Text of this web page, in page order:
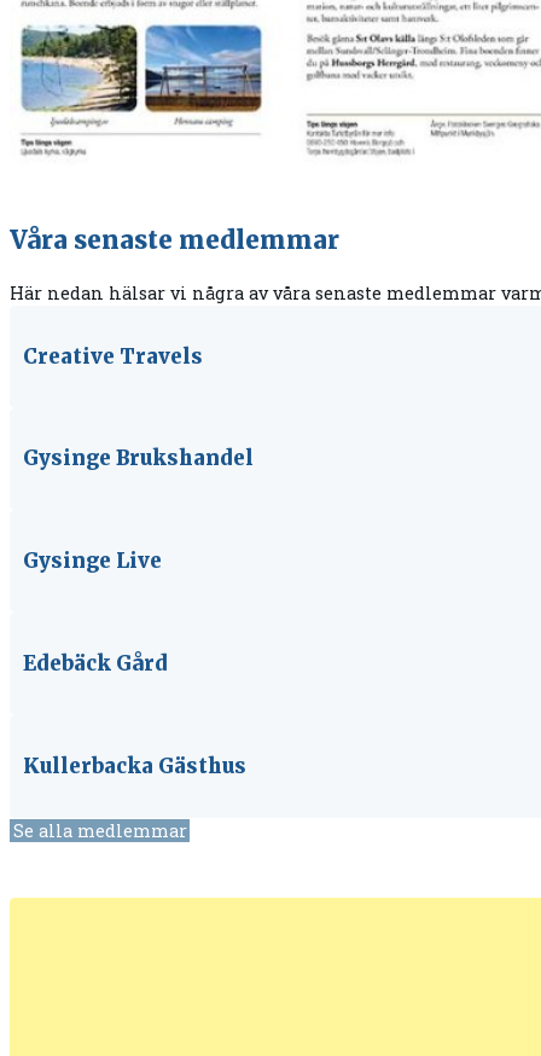
Våra senaste medlemmar
Här nedan hälsar vi några av våra senaste medlemmar
Creative Travels
Gysinge Brukshandel
Gysinge Live
Edebäck Gård
Kullerbacka Gästhus
Se alla medlemmar